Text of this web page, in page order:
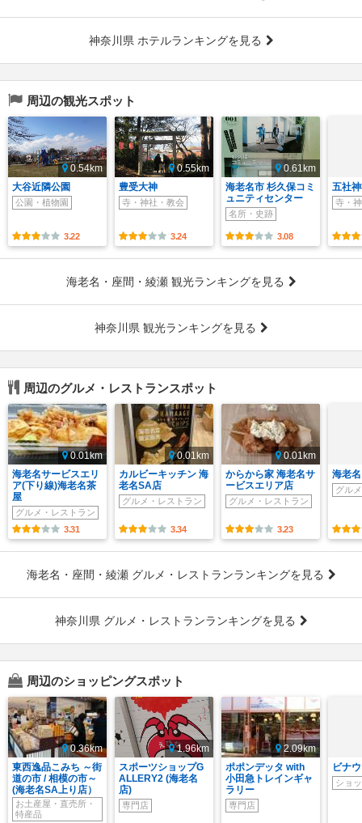
神奈川県 ホテルランキングを見る
周辺の観光スポット
0.54km
大谷近隣公園
公園・植物園
3.22
0.55km
豊受大神
寺・神社・教会
3.24
0.61km
海老名市 杉久保コミ
ュニティセンター
名所・史跡
3.08
五社
寺・
海老名・座間・綾瀬 観光ランキングを見る
神奈川県 観光ランキングを見る
周辺のグルメ・レストランスポット
0.01km
海老名サービスエリ
ア(下り線)海老名茶
屋
グルメ・レストラン
3.31
0.01km
カルビーキッチン 海
老名SA店
グルメ・レストラン
3.34
0.01km
からから家 海老名サ
ービスエリア店
グルメ・レストラン
3.23
海老
グル
海老名・座間・綾瀬 グルメ・レストランランキングを見る
神奈川県 グルメ・レストランランキングを見る
周辺のショッピングスポット
0.36km
東西逸品こみち ～街
道の市 / 相模の市～
(海老名SA上り店）
お土産屋・直売所・
特産品
1.96km
スポーツショップG
ALLERY2 (海老名
店)
専門店
2.09km
ポポンデッタ with
小田急トレインギャ
ラリー
専門店
ビナ
ショ